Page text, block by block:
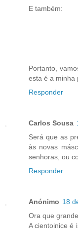
E também:
Portanto,
esta é a minha
Responder
Carlos Sousa
Será que as
às novas
senhoras, ou
Responder
Anónimo 18
Ora que
A cientoinice é